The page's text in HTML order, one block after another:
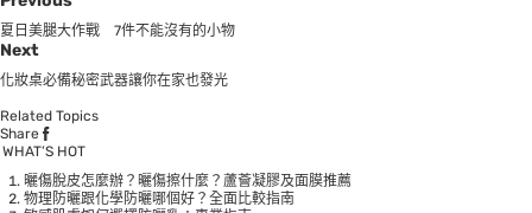
夏日美腿大作戰 7件不能沒有的小物
Next
化妝桌必備秘密武器讓你在家也發光
Related Topics
Share
WHAT’S HOT
曬傷脫皮怎麼辦？曬傷擦什麼？蘆薈凝膠及面膜推薦
物理防曬跟化學防曬哪個好？全面比較指南